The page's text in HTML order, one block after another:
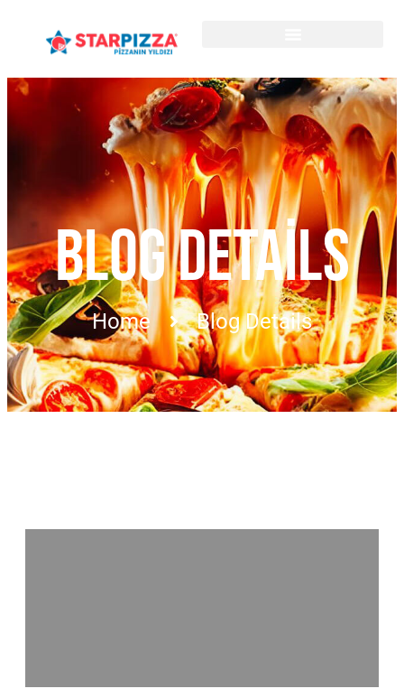
BLOG DETAILS
Home Blog Details